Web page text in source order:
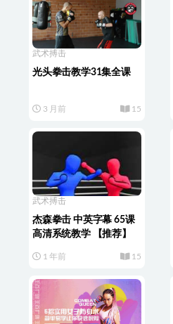
武术搏击
光头拳击教学31集全课
3 月前 15
武术搏击
杰森拳击 中英字幕 65课
高清系统教学 【推荐】
1 年前 15